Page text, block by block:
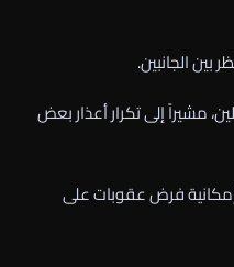
الجانبين.
مشيراً إلى تكرار أعذار بعض
إمكانية فرض عقوبات على